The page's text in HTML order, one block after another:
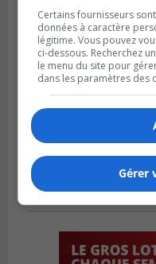
Certains fournisseurs
données à caractère
légitime. Vous pouvez
ci-dessous. Recherchez
le menu du site pour
dans les paramètres des
Gérer